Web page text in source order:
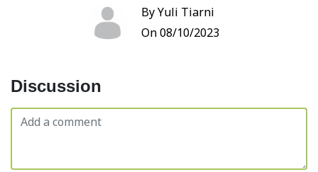
By Yuli Tiarni
On 08/10/2023
Discussion